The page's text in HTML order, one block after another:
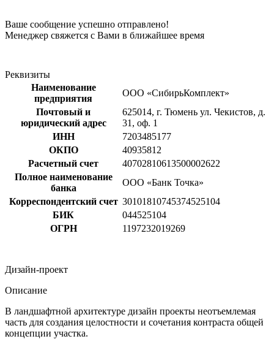
Ваше сообщение успешно отправлено!
Менеджер свяжется с Вами в ближайшее время
Реквизиты
Наименование
предприятия
ООО «СибирьКомплект»
Почтовый и
юридический адрес
625014, г. Тюмень ул. Чекистов, д.
31, оф. 1
ИНН
7203485177
ОКПО
40935812
Расчетный счет
40702810613500002622
Полное наименование
банка
ООО «Банк Точка»
Корреспондентский счет 30101810745374525104
БИК
044525104
ОГРН
1197232019269
Дизайн-проект
Описание
В ландшафтной архитектуре дизайн проекты неотъемлемая
часть для создания целостности и сочетания контраста общей
концепции участка.